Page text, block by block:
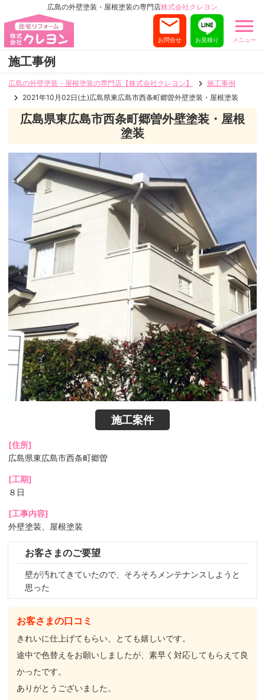
広島の外壁塗装・屋根塗装の専門店株式会社クレヨン
メニュー
お見積り
お問合せ
施工事例
広島の外壁塗装・屋根塗装の専門店【株式会社クレヨン】
施工事例
2021年10月02日(土)広島県東広島市西条町郷曽外壁塗装・屋根塗装
広島県東広島市西条町郷曽外壁塗装・屋根
塗装
施工案件
[住所]
広島県東広島市西条町郷曽
[工期]
８日
[工事内容]
外壁塗装、屋根塗装
お客さまのご要望
壁が汚れてきていたので、そろそろメンテナンスしようと
思った
お客さまの口コミ
きれいに仕上げてもらい、とても嬉しいです。
途中で色替えをお願いしましたが、素早く対応してもらえて良
かったです。
ありがとうございました。